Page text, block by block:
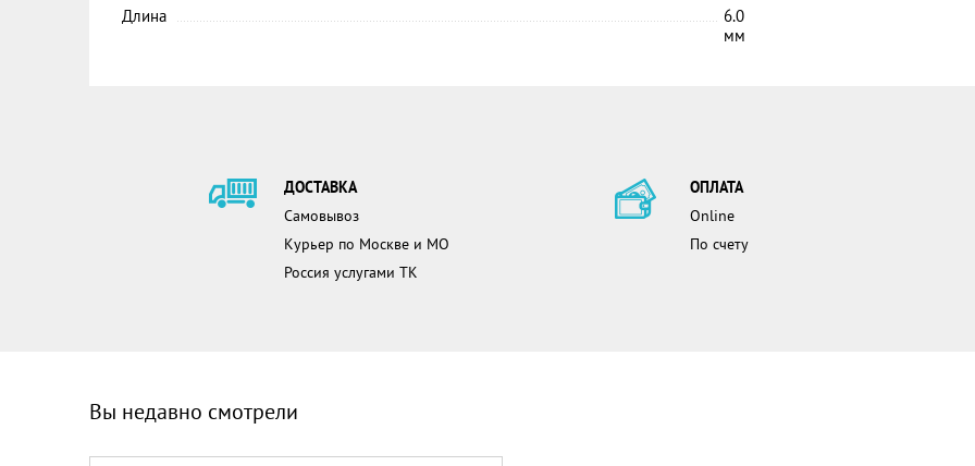
Длина
6.0
мм
ДОСТАВКА
Самовывоз
Курьер по Москве и МО
Россия услугами ТК
ОПЛАТА
Online
По счету
Вы недавно смотрели